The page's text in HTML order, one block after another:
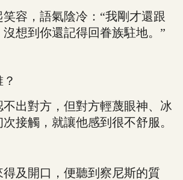
，語氣陰冷：“我剛才還跟
想到你還記得回眷族駐地。”
對方，但對方輕蔑眼神、冰
接觸，就讓他感到很不舒服。
開口，便聽到察尼斯的質